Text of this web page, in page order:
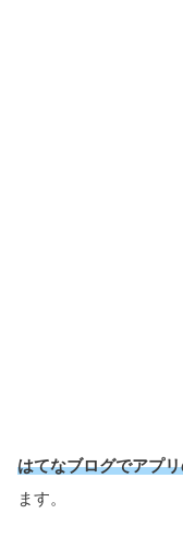
はてなブログでアプ
ます。